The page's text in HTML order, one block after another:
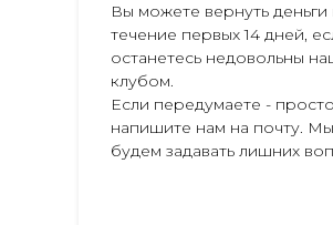
Вы можете вернуть деньги
течение первых 14 дней,
останетесь недовольны
клубом.
Если передумаете - просто
напишите нам на почту.
будем задавать лишних